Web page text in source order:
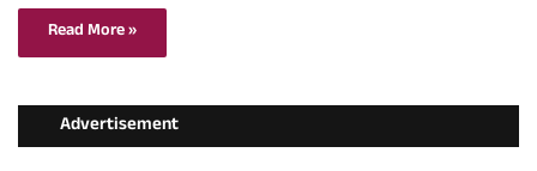
Read More »
Advertisement